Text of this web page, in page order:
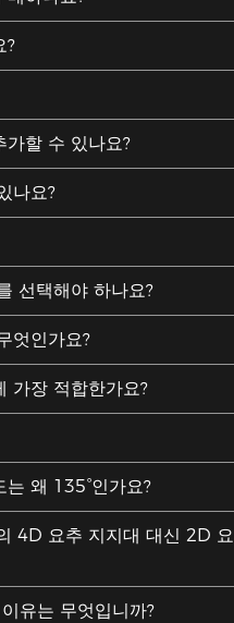
?
할 수 있나요?
나요?
선택해야 하나요?
엇인가요?
가장 적합한가요?
왜 135°인가요?
4D 요추 지지대 대신 2D 요
유는 무엇입니까?